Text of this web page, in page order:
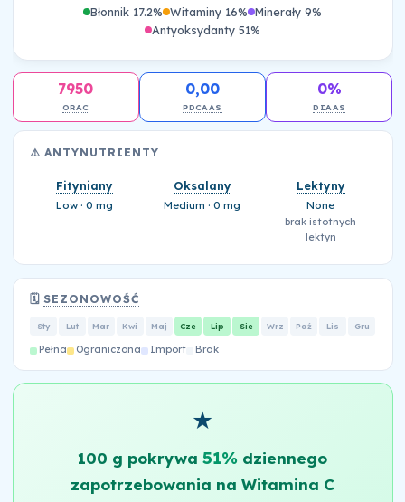
Błonnik 17.2% Witaminy 16% Minerały 9%
Antyoksydanty 51%
7950
ORAC
0,00
PDCAAS
0%
DIAAS
⚠️ ANTYNUTRIENTY
Fityniany
Low · 0 mg
Oksalany
Medium · 0 mg
Lektyny
None
brak istotnych
lektyn
🗓️SEZONOWOŚĆ
Sty Lut Mar Kwi Maj Cze Lip Sie Wrz Paź Lis Gru
Pełna Ograniczona Import Brak
★
100 g pokrywa 51% dziennego
zapotrzebowania na Witamina C